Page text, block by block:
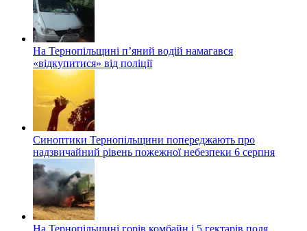
На Тернопільщині п’яний водій намагався
«відкупитися» від поліції
Синоптики Тернопільщини попереджають про
надзвичайний рівень пожежної небезпеки 6 серпня